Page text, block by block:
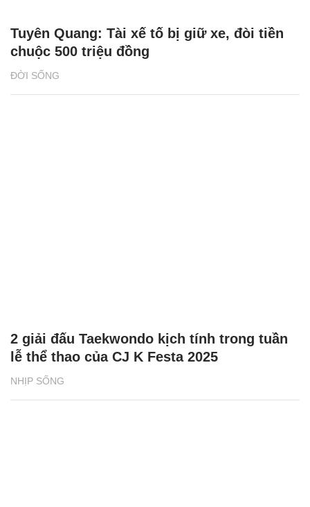
ĐỜI SỐNG
Tuyên Quang: Tài xế tố bị giữ xe, đòi tiền
chuộc 500 triệu đồng
NHỊP SỐNG
2 giải đấu Taekwondo kịch tính trong tuần
lễ thể thao của CJ K Festa 2025